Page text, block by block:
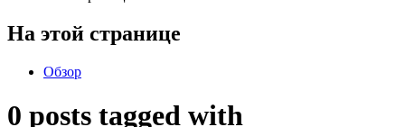
На этой странице
Обзор
0 posts tagged with